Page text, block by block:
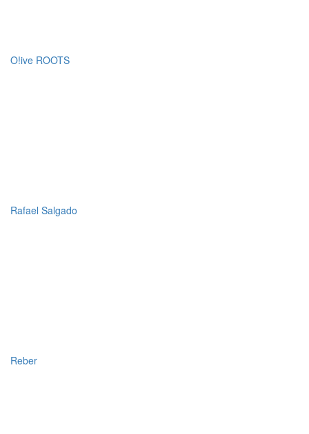
O!ive ROOTS
Rafael Salgado
Reber